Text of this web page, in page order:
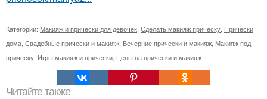
Категории: Макияж и прически для девочек, Сделать макияж прическу, Прически
дома, Свадебные прически и макияж, Вечерние прически и макияж, Макияж под
прическу, Игры макияж и прически, Цены на прически и макияж
Читайте также